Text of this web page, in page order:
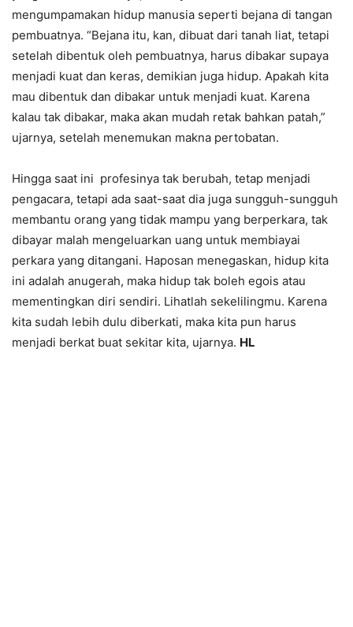
mengumpamakan hidup manusia seperti bejana di tangan
pembuatnya. “Bejana itu, kan, dibuat dari tanah liat, tetapi
setelah dibentuk oleh pembuatnya, harus dibakar supaya
menjadi kuat dan keras, demikian juga hidup. Apakah kita
mau dibentuk dan dibakar untuk menjadi kuat. Karena
kalau tak dibakar, maka akan mudah retak bahkan patah,”
ujarnya, setelah menemukan makna pertobatan.
Hingga saat ini profesinya tak berubah, tetap menjadi
pengacara, tetapi ada saat-saat dia juga sungguh-sungguh
membantu orang yang tidak mampu yang berperkara, tak
dibayar malah mengeluarkan uang untuk membiayai
perkara yang ditangani. Haposan menegaskan, hidup kita
ini adalah anugerah, maka hidup tak boleh egois atau
mementingkan diri sendiri. Lihatlah sekelilingmu. Karena
kita sudah lebih dulu diberkati, maka kita pun harus
menjadi berkat buat sekitar kita, ujarnya. HL